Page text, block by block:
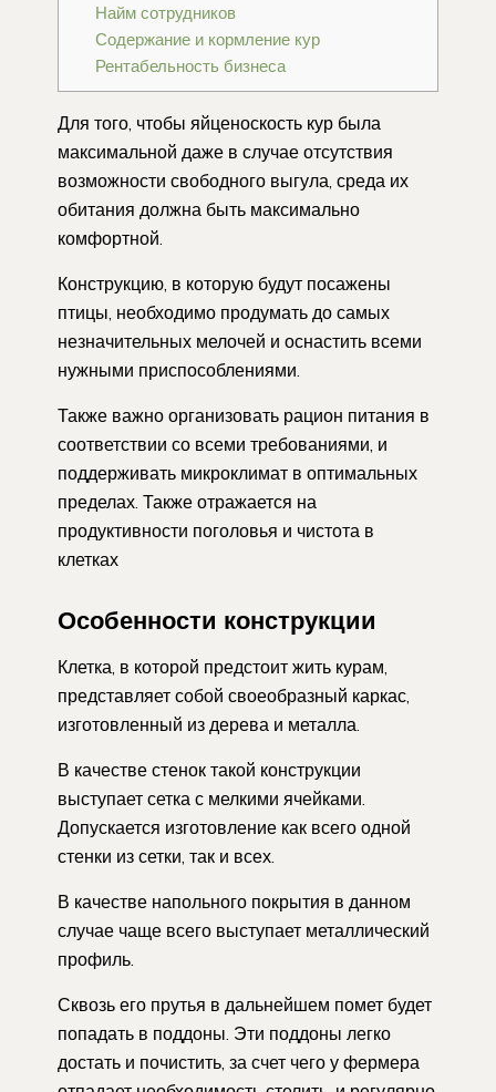
Найм сотрудников
Содержание и кормление кур
Рентабельность бизнеса
Для того, чтобы яйценоскость кур была
максимальной даже в случае отсутствия
возможности свободного выгула, среда их
обитания должна быть максимально
комфортной.
Конструкцию, в которую будут посажены
птицы, необходимо продумать до самых
незначительных мелочей и оснастить всеми
нужными приспособлениями.
Также важно организовать рацион питания в
соответствии со всеми требованиями, и
поддерживать микроклимат в оптимальных
пределах. Также отражается на
продуктивности поголовья и чистота в
клетках
Особенности конструкции
Клетка, в которой предстоит жить курам,
представляет собой своеобразный каркас,
изготовленный из дерева и металла.
В качестве стенок такой конструкции
выступает сетка с мелкими ячейками.
Допускается изготовление как всего одной
стенки из сетки, так и всех.
В качестве напольного покрытия в данном
случае чаще всего выступает металлический
профиль.
Сквозь его прутья в дальнейшем помет будет
попадать в поддоны. Эти поддоны легко
достать и почистить, за счет чего у фермера